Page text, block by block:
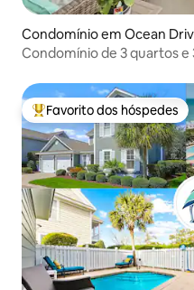
Condomínio em Ocean
Condomínio de 3 quartos e
Favoritos dos hóspedes
Favorito dos hóspedes